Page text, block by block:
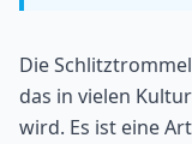
Die
das in vielen
wird. Es ist eine